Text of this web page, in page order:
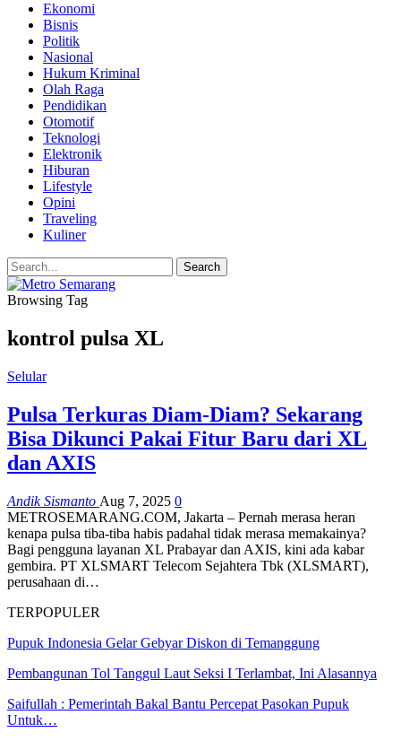
Ekonomi
Bisnis
Politik
Nasional
Hukum Kriminal
Olah Raga
Pendidikan
Otomotif
Teknologi
Elektronik
Hiburan
Lifestyle
Opini
Traveling
Kuliner
Browsing Tag
kontrol pulsa XL
Selular
Pulsa Terkuras Diam-Diam? Sekarang
Bisa Dikunci Pakai Fitur Baru dari XL
dan AXIS
Andik Sismanto Aug 7, 2025 0
METROSEMARANG.COM, Jakarta – Pernah merasa heran
kenapa pulsa tiba-tiba habis padahal tidak merasa memakainya?
Bagi pengguna layanan XL Prabayar dan AXIS, kini ada kabar
gembira. PT XLSMART Telecom Sejahtera Tbk (XLSMART),
perusahaan di…
TERPOPULER
Pupuk Indonesia Gelar Gebyar Diskon di Temanggung
Pembangunan Tol Tanggul Laut Seksi I Terlambat, Ini Alasannya
Saifullah : Pemerintah Bakal Bantu Percepat Pasokan Pupuk
Untuk…